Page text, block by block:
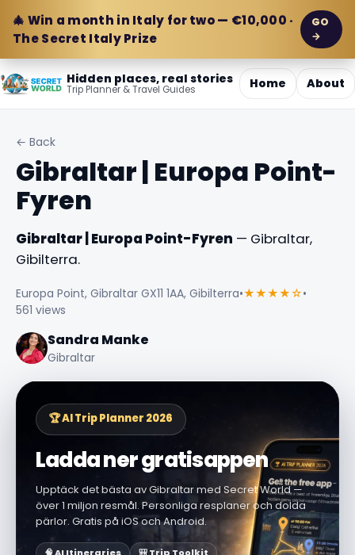
🎄 Win a month in Italy for two — €10,000 ·
The Secret Italy Prize
GO
→
Hidden places, real stories
Trip Planner & Travel Guides Home About
← Back
Gibraltar | Europa Point-
Fyren
Gibraltar | Europa Point-Fyren — Gibraltar,
Gibilterra.
Europa Point, Gibraltar GX11 1AA, Gibilterra•★★★★☆•
561 views
Sandra Manke
Gibraltar
🏆 AI Trip Planner 2026
Ladda ner gratisappen
Upptäck det bästa av Gibraltar med Secret World —
över 1 miljon resmål. Personliga resplaner och dolda
pärlor. Gratis på iOS och Android.
🧠 AI Itineraries
🎒 Trip Toolkit